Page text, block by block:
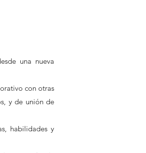
una nueva
con otras
y de unión de
habilidades y